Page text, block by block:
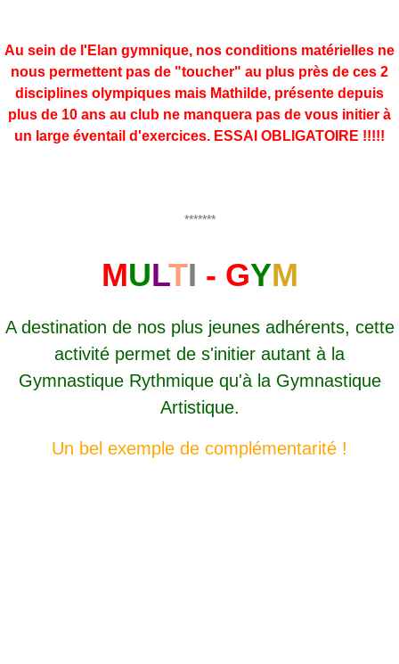
Au sein de l'Elan gymnique, nos conditions matérielles ne
nous permettent pas de "toucher" au plus près de ces 2
disciplines olympiques mais Mathilde, présente depuis
plus de 10 ans au club ne manquera pas de vous initier à
un large éventail d'exercices. ESSAI OBLIGATOIRE !!!!!
*******
MULTI - GYM
A destination de nos plus jeunes adhérents, cette
activité permet de s'initier autant à la
Gymnastique Rythmique qu'à la Gymnastique
Artistique.
Un bel exemple de complémentarité !